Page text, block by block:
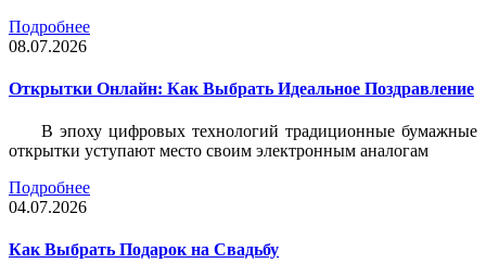
Подробнее
08.07.2026
Открытки Онлайн: Как Выбрать Идеальное Поздравление
В эпоху цифровых технологий традиционные бумажные
открытки уступают место своим электронным аналогам
Подробнее
04.07.2026
Как Выбрать Подарок на Свадьбу